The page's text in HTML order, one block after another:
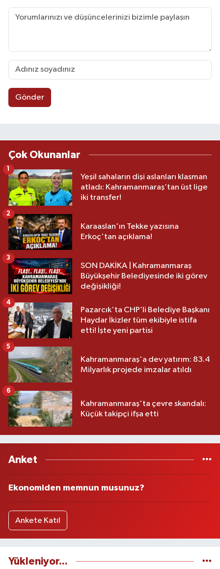
Gönder
Çok Okunanlar
Yeşil sahaların dişi aslanları klasman
atladı: Kahramanmaraş’tan üst lige
iki transfer!
Karaaslan'ın Tekke yazısına
Erkoç'tan açıklama!
2
SON DAKİKA | Kahramanmaraş
Büyükşehir Belediyesinde iki görev
değişikliği!
3
Pazarcık'ta CHP’li Belediye Başkanı
Haydar İkizler tüm ekibiyle istifa
etti! İşte yeni partisi
4
Kahramanmaraş'a dev yatırım: 83.4
Milyarlık projede imzalar atıldı
5
Kahramanmaraş'ta çevre skandalı:
Küçük takipçi ifşa etti
6
Anket
Ekonomiden memnun musunuz?
Ankete Katıl
Yükleniyor...